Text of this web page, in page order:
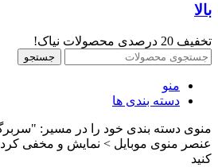
بالا
تخفیف 20 درصدی محصولات نیاک!
جستجو
منو
دسته بندی ها
منوی دسته بندی خود را در مسیر:
عنصر منوی موبایل > نمایش و مخفی
کنید